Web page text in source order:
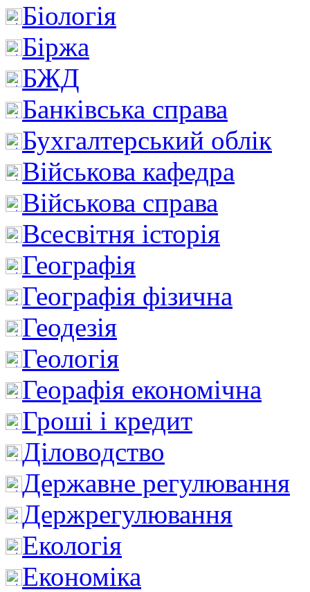
Біологія
Біржа
БЖД
Банківська справа
Бухгалтерський облік
Військова кафедра
Військова справа
Всесвітня історія
Географія
Географія фізична
Геодезія
Геологія
Георафія економічна
Гроші і кредит
Діловодство
Державне регулювання
Держрегулювання
Екологія
Економіка